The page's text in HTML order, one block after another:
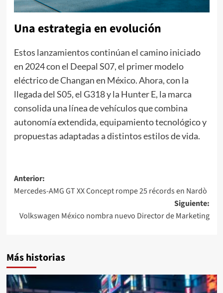
Una estrategia en evolución
Estos lanzamientos continúan el camino iniciado
en 2024 con el Deepal S07, el primer modelo
eléctrico de Changan en México. Ahora, con la
llegada del S05, el G318 y la Hunter E, la marca
consolida una línea de vehículos que combina
autonomía extendida, equipamiento tecnológico y
propuestas adaptadas a distintos estilos de vida.
Navegación
de
entradas
Anterior:
Mercedes-AMG GT XX Concept rompe 25 récords en Nardò
Siguiente:
Volkswagen México nombra nuevo Director de Marketing
Más historias